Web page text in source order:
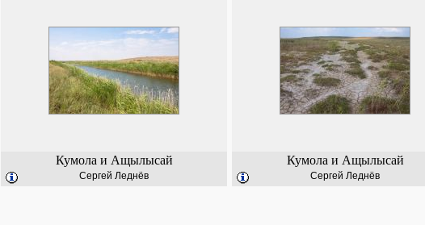
Кумола и Ащылысай
Сергей Леднёв
Кумола и Ащылысай
Сергей Леднёв